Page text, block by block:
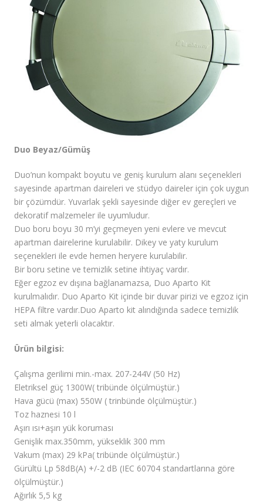
İletişim / Yardım
Duo Beyaz/Gümüş
Duo’nun kompakt boyutu ve geniş kurulum alanı seçenekleri
sayesinde apartman daireleri ve stüdyo daireler için çok uygun
bir çözümdür. Yuvarlak şekli sayesinde diğer ev gereçleri ve
dekoratif malzemeler ile uyumludur.
Duo boru boyu 30 m’yi geçmeyen yeni evlere ve mevcut
apartman dairelerine kurulabilir. Dikey ve yaty kurulum
seçenekleri ile evde hemen heryere kurulabilir.
Bir boru setine ve temizlik setine ihtiyaç vardır.
Eğer egzoz ev dışına bağlanamazsa, Duo Aparto Kit
kurulmalıdır. Duo Aparto Kit içinde bir duvar pirizi ve egzoz için
HEPA filtre vardır.Duo Aparto kit alındığında sadece temizlik
seti almak yeterli olacaktır.
Ürün bilgisi:
Çalışma gerilimi min.-max. 207-244V (50 Hz)
Eletriksel güç 1300W( tribünde ölçülmüştür.)
Hava gücü (max) 550W ( trinbünde ölçülmüştür.)
Toz haznesi 10 l
Aşırı ısı+aşırı yük koruması
Genişlik max.350mm, yükseklik 300 mm
Vakum (max) 29 kPa( tribünde ölçülmüştür.)
Gürültü Lp 58dB(A) +/-2 dB (IEC 60704 standartlarına göre
ölçülmüştür.)
Ağırlık 5,5 kg